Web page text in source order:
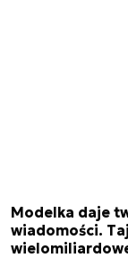
Modelka daje
wiadomości.